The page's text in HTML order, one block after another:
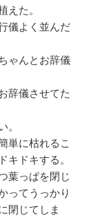
えた。
儀よく並んだ
ゃんとお辞儀
辞儀させてた
。
単に枯れるこ
キドキする。
葉っぱを閉じ
ってうっかり
閉じてしま